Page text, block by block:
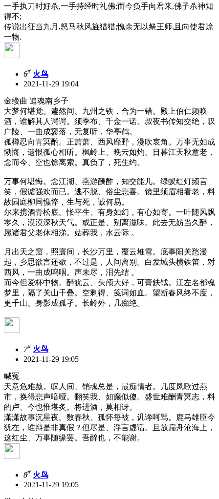
一手执刀时好杀,一手持经时礼佛;而今负手向君来,佛子杀神知
得不;
传说出征当九月,怒马秋风旌猎猎;愧余无以祭王师,且向使君赊
一物.
6# 火鸟
2021-11-29 19:04
金缕曲 追魂南乡子
大梦何堪觉。遽然间、九州之铁，合为一错。殿上伯仁频唤
酒，谁解其人谔谔。须季布、千金一诺。叔夜书传知交绝，叹
广陵、一曲成寥落，无复听，华亭鹤。
孤樽忍向青冥酌。正萧萧、西风靡野，漫吹哀角。万事无如成
恸悔，遗恨孤心相斫。枫岭上、晚云如灼。日暮江天秋意老，
念而今、空也馀离索。真负了，死生约。
万事何堪悔。念江湖、燕游酬酢，知交能几。绿蚁红灯频言
笑，假谑强欢而已。逃不脱、俗尘悲喜。镜里须眉相看老，料
故园庭柳同憔悴，生与死，诚何易。
尔来携酒青松底。怅平生、有身如幻，有心如寄。一叶随风飘
零久，漠漠深秋天气。或正是、别离滋味。此去无妨当久醉，
愿诸君父老休相涕。姑葬我，水云际 。
月出天之窟，照寰间，长沙万里，覆云堆雪。底事阳关愁漫
起，乡思欲言还歇，不过是，人间离别。白发城头横铁笛，对
西风，一曲成呜咽。声未尽，泪先结 。
而今但爱杯中物。醉犹云、头颅大好，可膏鈇钺。江左名都魂
梦里，隔了关山千叠。空剩得、笺词如血。望断春风终不度，
更千山、身影成孤孑。长岭外，几痴绝。
7# 火鸟
2021-11-29 19:05
喊冤
天意危难赦。叹人间、销魂总是，最痴情者。几度凤歌过燕
市，换得悲声喑哑。翻笑我、如癫似傻。盛世难酬青冥志，料
的卢、今也惟堪炙。将进酒，莫相讶。
潇潇故事沉星夜。数春秋、孤怀每被，讥谗呵骂。鹿马雄臣今
犹在，谁辩是非真假？但尽是、浮言虚话。且放扁舟沧海上，
这红尘、万事随缘罢。吾醉也，不能谢。
8# 火鸟
2021-11-29 19:05